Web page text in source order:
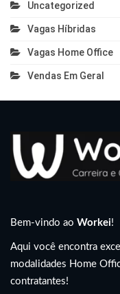
Uncategorized
Vagas Híbridas
Vagas Home Office
Vendas Em Geral
Bem-vindo ao Workei!
Aqui você encontra
modalidades Home
contratantes!